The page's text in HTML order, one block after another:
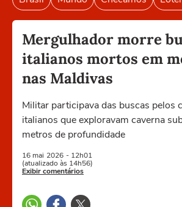
Mergulhador morre
italianos mortos em
nas Maldivas
Militar participava das buscas pelos
italianos que exploravam caverna
metros de profundidade
16 mai 2026 - 12h01
(atualizado às 14h56)
Exibir comentários